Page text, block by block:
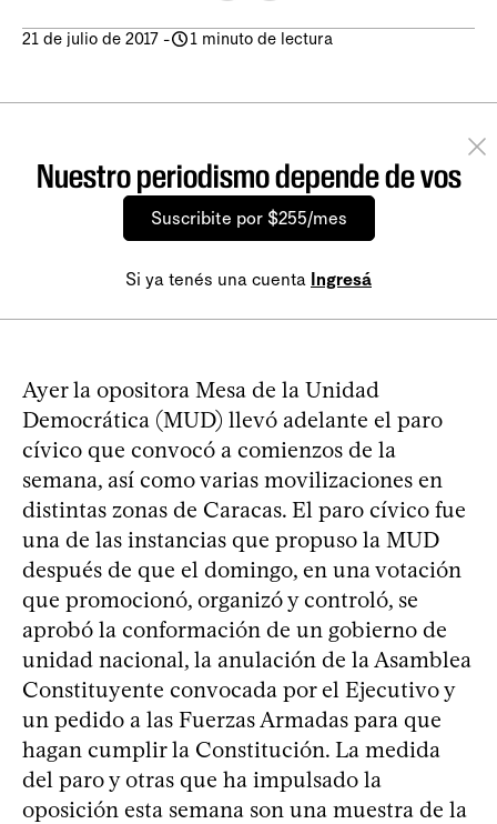
21 de julio de 2017 - 1 minuto de lectura
Nuestro periodismo depende de vos
Suscribite por $255/mes
Si ya tenés una cuenta Ingresá
Ayer la opositora Mesa de la Unidad
Democrática (MUD) llevó adelante el paro
cívico que convocó a comienzos de la
semana, así como varias movilizaciones en
distintas zonas de Caracas. El paro cívico fue
una de las instancias que propuso la MUD
después de que el domingo, en una votación
que promocionó, organizó y controló, se
aprobó la conformación de un gobierno de
unidad nacional, la anulación de la Asamblea
Constituyente convocada por el Ejecutivo y
un pedido a las Fuerzas Armadas para que
hagan cumplir la Constitución. La medida
del paro y otras que ha impulsado la
oposición esta semana son una muestra de la